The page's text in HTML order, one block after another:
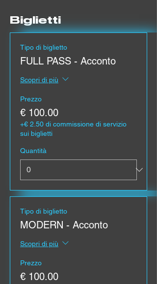
Biglietti
Tipo di biglietto
FULL PASS - Acconto
Scopri di più
Prezzo
€ 100.00
+€ 2.50 di commissione di servizio
sui biglietti
Quantità
Tipo di biglietto
MODERN - Acconto
Scopri di più
Prezzo
€ 100.00